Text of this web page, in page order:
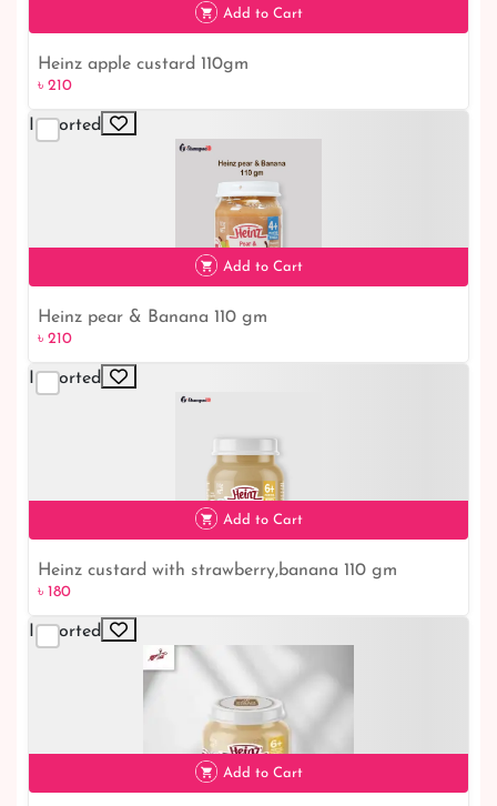
৳ 210
Add to Cart
Heinz apple custard 110gm
৳ 210
Imported
৳ 210
Add to Cart
Heinz pear & Banana 110 gm
৳ 210
Imported
৳ 180
Add to Cart
Heinz custard with strawberry,banana 110 gm
৳ 180
Imported
Add to Cart